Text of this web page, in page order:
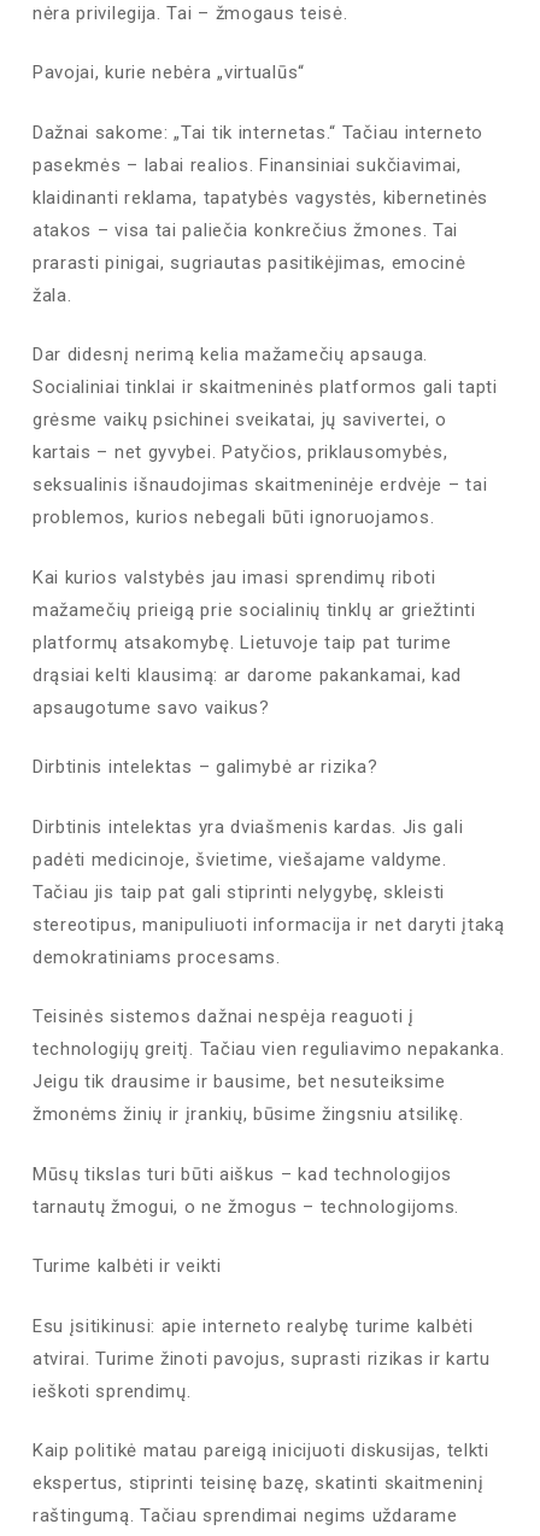
nėra privilegija. Tai – žmogaus teisė.
Pavojai, kurie nebėra „virtualūs“
Dažnai sakome: „Tai tik internetas.“ Tačiau interneto
pasekmės – labai realios. Finansiniai sukčiavimai,
klaidinanti reklama, tapatybės vagystės, kibernetinės
atakos – visa tai paliečia konkrečius žmones. Tai
prarasti pinigai, sugriautas pasitikėjimas, emocinė
žala.
Dar didesnį nerimą kelia mažamečių apsauga.
Socialiniai tinklai ir skaitmeninės platformos gali tapti
grėsme vaikų psichinei sveikatai, jų savivertei, o
kartais – net gyvybei. Patyčios, priklausomybės,
seksualinis išnaudojimas skaitmeninėje erdvėje – tai
problemos, kurios nebegali būti ignoruojamos.
Kai kurios valstybės jau imasi sprendimų riboti
mažamečių prieigą prie socialinių tinklų ar griežtinti
platformų atsakomybę. Lietuvoje taip pat turime
drąsiai kelti klausimą: ar darome pakankamai, kad
apsaugotume savo vaikus?
Dirbtinis intelektas – galimybė ar rizika?
Dirbtinis intelektas yra dviašmenis kardas. Jis gali
padėti medicinoje, švietime, viešajame valdyme.
Tačiau jis taip pat gali stiprinti nelygybę, skleisti
stereotipus, manipuliuoti informacija ir net daryti įtaką
demokratiniams procesams.
Teisinės sistemos dažnai nespėja reaguoti į
technologijų greitį. Tačiau vien reguliavimo nepakanka.
Jeigu tik drausime ir bausime, bet nesuteiksime
žmonėms žinių ir įrankių, būsime žingsniu atsilikę.
Mūsų tikslas turi būti aiškus – kad technologijos
tarnautų žmogui, o ne žmogus – technologijoms.
Turime kalbėti ir veikti
Esu įsitikinusi: apie interneto realybę turime kalbėti
atvirai. Turime žinoti pavojus, suprasti rizikas ir kartu
ieškoti sprendimų.
Kaip politikė matau pareigą inicijuoti diskusijas, telkti
ekspertus, stiprinti teisinę bazę, skatinti skaitmeninį
raštingumą. Tačiau sprendimai negims uždarame